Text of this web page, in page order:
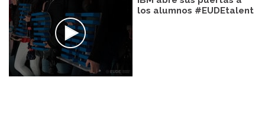
los alumnos #EUDEtalent